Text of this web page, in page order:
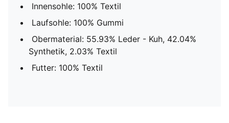
Innensohle: 100% Textil
Laufsohle: 100% Gummi
Obermaterial: 55.93% Leder - Kuh, 42.04%
Synthetik, 2.03% Textil
Futter: 100% Textil